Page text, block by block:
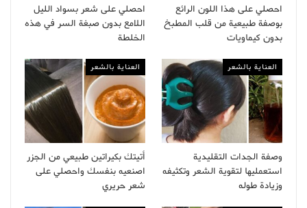
احصلي على هذا اللون الرائع
بوصفة طبيعية من قلب المطبخ
بدون كيماويات
احصلي على شعر بسواد الليل
اللامع بدون صبغة السر في هذه
الخلطة
العناية بالشعر
وصفة الجدات التقليدية
استعمليها لتقوية الشعر وتكثيفه
وزيادة طوله
العناية بالشعر
أتيتك بكيراتين طبيعي من الجزر
اصنعيه بنفسك واحصلي على
شعر حريري